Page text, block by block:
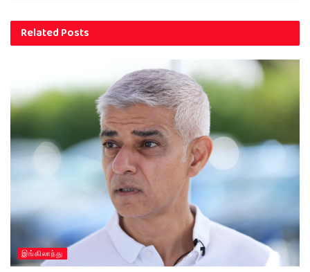
RelatedPosts
இங்கிலாந்து